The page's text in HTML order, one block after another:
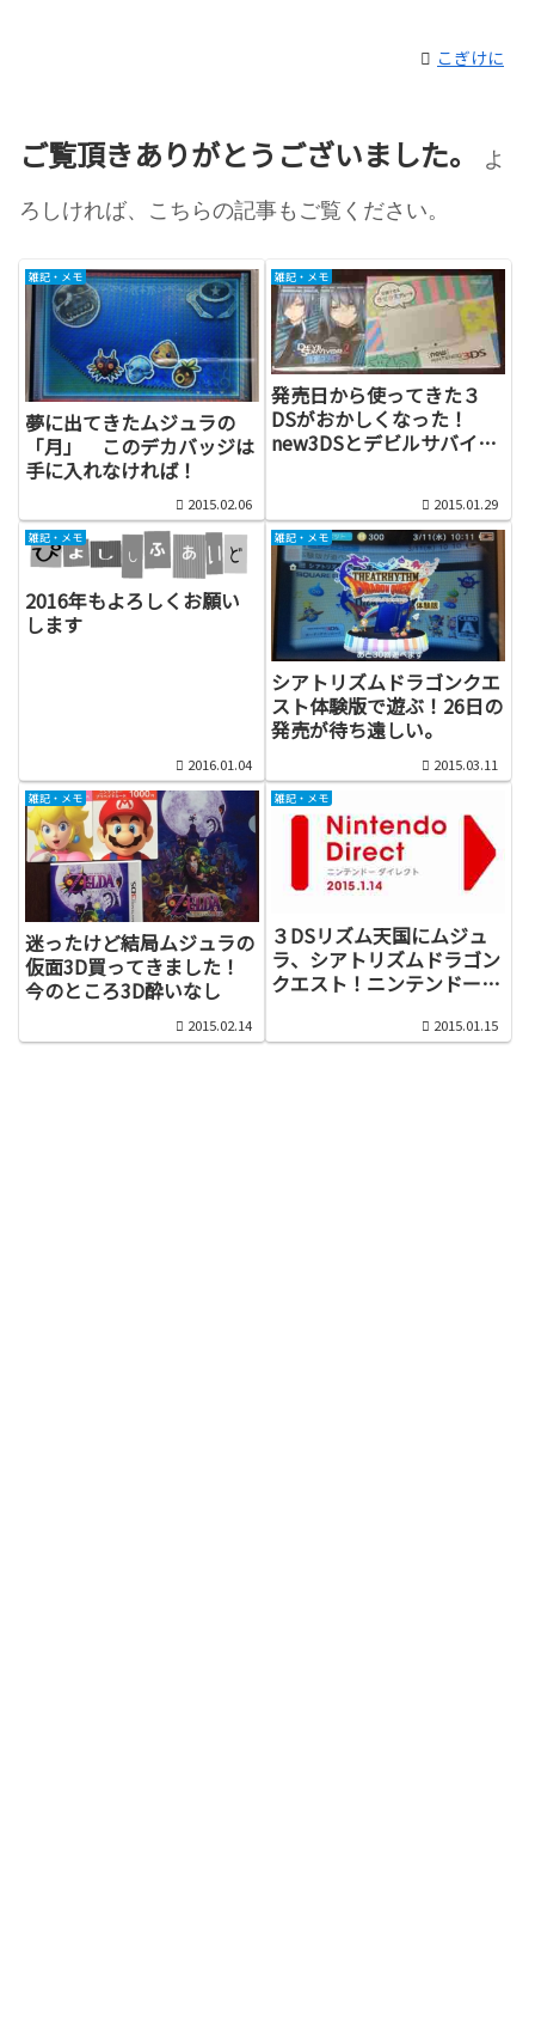
こぎけに
ご覧頂きありがとうございました。
よ
ろしければ、こちらの記事もご覧ください。
雑記・メモ
夢に出てきたムジュラの
「月」 このデカバッジは
手に入れなければ！
2015.02.06
雑記・メモ
発売日から使ってきた３
DSがおかしくなった！
new3DSとデビルサバイバ
2015.01.29
雑記・メモ
2016年もよろしくお願い
します
2016.01.04
雑記・メモ
シアトリズムドラゴンクエ
スト体験版で遊ぶ！26日の
発売が待ち遠しい。
2015.03.11
雑記・メモ
迷ったけど結局ムジュラの
仮面3D買ってきました！
今のところ3D酔いなし
2015.02.14
雑記・メモ
３DSリズム天国にムジュ
ラ、シアトリズムドラゴン
クエスト！ニンテンドーダ
された買いたいものメモ
2015.01.15